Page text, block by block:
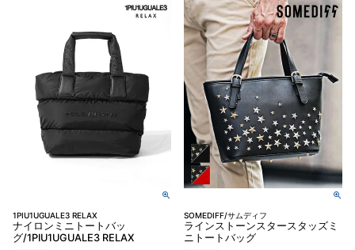
1PIU1UGUALE3 RELAX
ナイロンミニトートバッ
グ/1PIU1UGUALE3 RELAX
SOMEDIFF/サムディフ
ラインストーンスタースタッズミ
ニトートバッグ